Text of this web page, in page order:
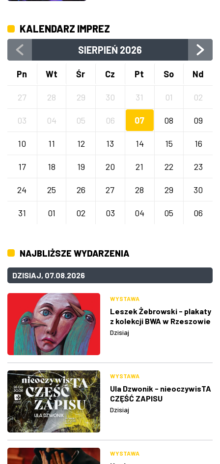
KALENDARZ IMPREZ
SIERPIEŃ 2026
Pn Wt Śr Cz Pt So Nd
27 28 29 30 31 01 02
03 04 05 06 07 08 09
10 11 12 13 14 15 16
17 18 19 20 21 22 23
24 25 26 27 28 29 30
31 01 02 03 04 05 06
NAJBLIŻSZE WYDARZENIA
DZISIAJ, 07.08.2026
WYSTAWA
Leszek Żebrowski - plakaty
z kolekcji BWA w Rzeszowie
Dzisiaj
WYSTAWA
Ula Dzwonik - nieoczywisTA
CZĘŚĆ ZAPISU
Dzisiaj
WYSTAWA